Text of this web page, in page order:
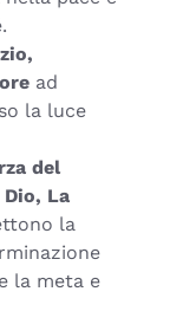
ad
la luce
del
La
la
la meta e